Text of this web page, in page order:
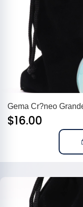
Gema Cr?neo
$16.00